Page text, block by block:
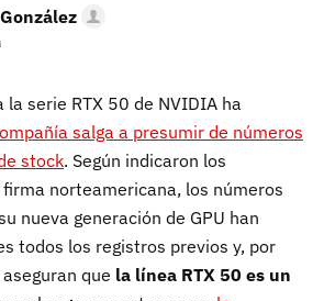
la serie RTX 50 de NVIDIA ha
salga a presumir de números
stock. Según indicaron los
norteamericana, los números
nueva generación de GPU han
todos los registros previos y, por
que la línea RTX 50 es un